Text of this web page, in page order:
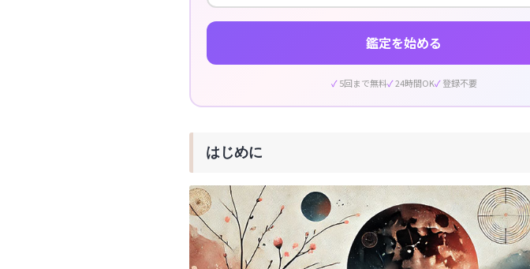
鑑定を始める
5回まで無料 24時間OK 登録不要
はじめに